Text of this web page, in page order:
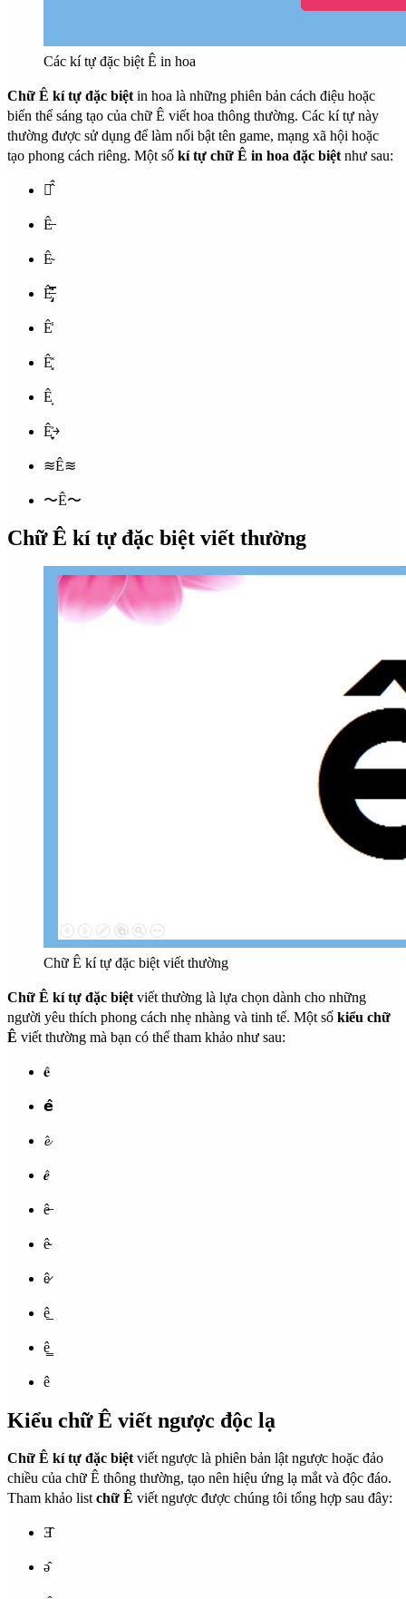
Các kí tự đặc biệt Ê in hoa
Chữ Ê kí tự đặc biệt in hoa là những phiên bản cách điệu hoặc
biến thể sáng tạo của chữ Ê viết hoa thông thường. Các kí tự này
thường được sử dụng để làm nổi bật tên game, mạng xã hội hoặc
tạo phong cách riêng. Một số kí tự chữ Ê in hoa đặc biệt như sau:
Ⓔ̂̂
Ê̶
Ê̴
Ê̶̡͎̩̒̿̒̓̔
Ê̾
Ê͓̽
Ê͎
Ê͎͍͐￫
≋Ê≋
〜Ê〜
Chữ Ê kí tự đặc biệt viết thường
Chữ Ê kí tự đặc biệt viết thường
Chữ Ê kí tự đặc biệt viết thường là lựa chọn dành cho những
người yêu thích phong cách nhẹ nhàng và tinh tế. Một số kiểu chữ
Ê viết thường mà bạn có thể tham khảo như sau:
𝐞̂
𝗲̂
𝓮̂
𝒆̂
ê̶
ê̴
ê̷
ê̲
ê̳
ê
Kiểu chữ Ê viết ngược độc lạ
Chữ Ê kí tự đặc biệt viết ngược là phiên bản lật ngược hoặc đảo
chiều của chữ Ê thông thường, tạo nên hiệu ứng lạ mắt và độc đáo.
Tham khảo list chữ Ê viết ngược được chúng tôi tổng hợp sau đây:
Ǝ̂
ǝ̂